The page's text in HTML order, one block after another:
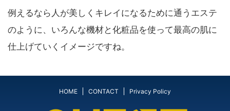
例えるなら人が美しくキレイになるために通うエステ
のように、いろんな機材と化粧品を使って最高の肌に
仕上げていくイメージですね。
HOME CONTACT Privacy Policy